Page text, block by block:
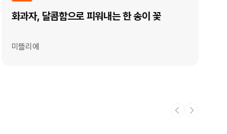
화과자, 달콤함으로 피워내는 한 송이 꽃
미뜰리에